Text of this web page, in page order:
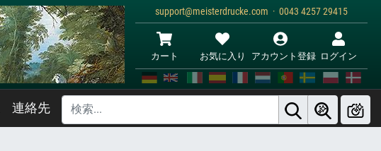
support@meisterdrucke.com · 0043 4257 29415
カート お気に入り アカウント登録 ログイン
連絡先